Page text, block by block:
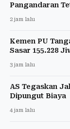
Pangandaran
2 jam lalu
Kemen PU
Sasar 155.228
3 jam lalu
AS Tegaskan
Dipungut Biaya
4 jam lalu